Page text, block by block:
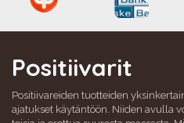
Positiivarit
Positiivareiden tuotteiden
ajatukset käytäntöön. Niiden avulla